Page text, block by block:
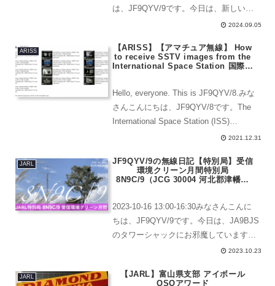
は、JF9QYV/9です。今日は、新しい体
験者が2名いるので体験会と競技の練習
学（２名+聴講1名）/...
2024.09.05
ARISS
【ARISS】【アマチュア無線】 How
to receive SSTV images from the
International Space Station 国際宇
19＃01
Hello, everyone. This is JF9QYV/8.みな
さんこんにちは、JF9QYV/8です。The
International Space Station (ISS)
2021.12.31
JARL
JF9QYV/9の無線日記【特別局】受信
環境クリーン月間特別局
8N9C/9（JCG 30004 河北郡津幡町
2023-10-16 13:00-16:30みなさんこんに
ちは、JF9QYV/9です。今日は、JA9BJS
のタワーシャックにお邪魔しています。
動）JCGは、30 0...
2023.10.23
JARL
【JARL】富山県支部 アイボール
QSOアワード